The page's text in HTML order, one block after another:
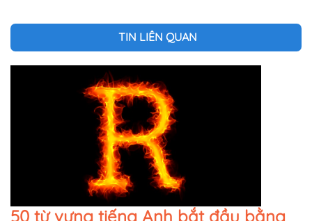
TIN LIÊN QUAN
50 từ vựng tiếng Anh bắt đầu bằng